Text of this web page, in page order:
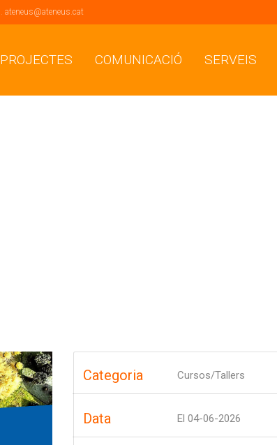
. ateneus@ateneus.cat
PROJECTES COMUNICACIÓ SERVEIS
Categoria Cursos/Tallers
Data El04-06-2026